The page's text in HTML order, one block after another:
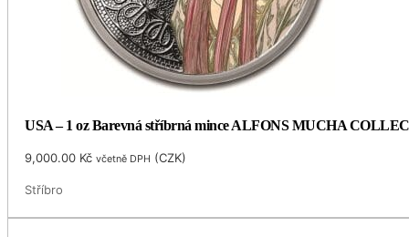
USA – 1 oz Barevná stříbrná mince ALFONS MUCHA
9,000.00 Kč včetně DPH (CZK)
Stříbro